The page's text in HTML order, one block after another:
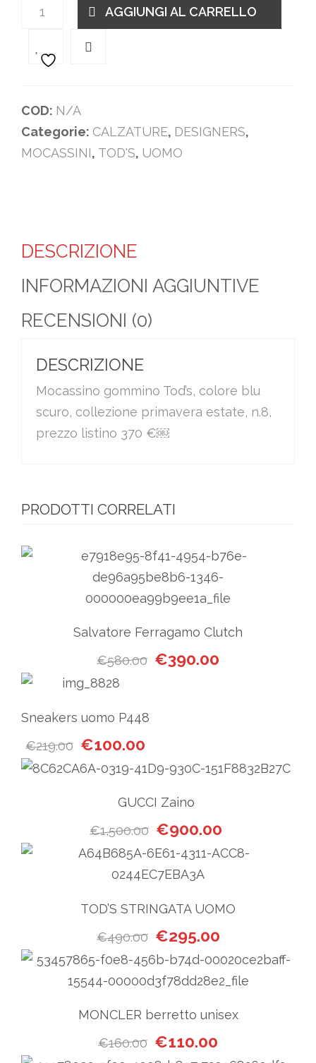
Quantità AGGIUNGI AL CARRELLO
COD: N/A
Categorie: CALZATURE, DESIGNERS,
MOCASSINI, TOD'S, UOMO
DESCRIZIONE
INFORMAZIONI AGGIUNTIVE
RECENSIONI (0)
DESCRIZIONE
Mocassino gommino Tod’s, colore blu
scuro, collezione primavera estate, n.8,
prezzo listino 370 €￼
PRODOTTI CORRELATI
Salvatore Ferragamo Clutch
€580.00 Il prezzo originale era:
€390.00
Sneakers uomo P448
€219.00 Il prezzo originale era: €219.00.
€100.00
GUCCI Zaino
€1,500.00 Il prezzo originale era:
€900.00
TOD’S STRINGATA UOMO
€490.00 Il prezzo originale era:
€295.00Il prezzo
MONCLER berretto unisex
€160.00 Il prezzo originale era:
€110.00